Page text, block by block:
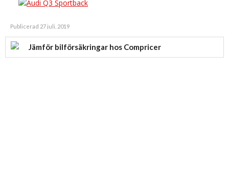
Publicerad 27 juli, 2019
Jämför bilförsäkringar hos Compricer